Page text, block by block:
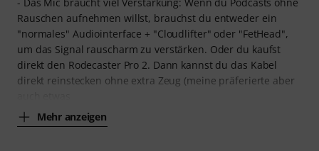
Rauschen aufnehmen willst, brauchst du entweder ein
"normales" Audiointerface + "Cloudlifter" oder "FetHead",
um das Signal rauscharm zu verstärken. Oder du kaufst
direkt den Rodecaster Pro 2. Dann kannst du das Kabel
direkt reinstecken ohne extra Zeug (meine präferierte aber
Mehr anzeigen